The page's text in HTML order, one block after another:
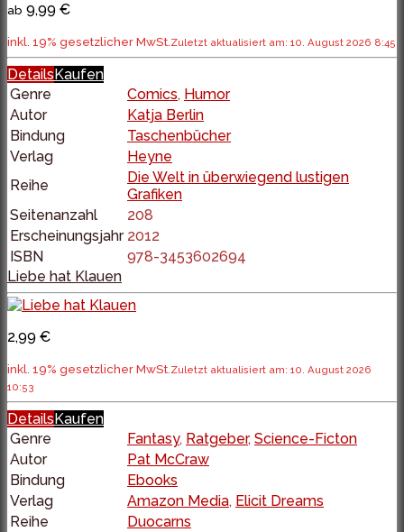
ab 9,99 €
inkl. 19% gesetzlicher MwSt.Zuletzt aktualisiert am: 10. August 2026 8:45
Details Kaufen
Genre
Comics, Humor
Autor
Katja Berlin
Bindung
Taschenbücher
Verlag
Heyne
Reihe
Die Welt in überwiegend lustigen
Grafiken
Seitenanzahl
208
Erscheinungsjahr 2012
ISBN
978-3453602694
Liebe hat Klauen
2,99 €
inkl. 19% gesetzlicher MwSt.Zuletzt aktualisiert am: 10. August 2026
10:53
Details Kaufen
Genre
Fantasy, Ratgeber, Science-Ficton
Autor
Pat McCraw
Bindung
Ebooks
Verlag
Amazon Media, Elicit Dreams
Reihe
Duocarns